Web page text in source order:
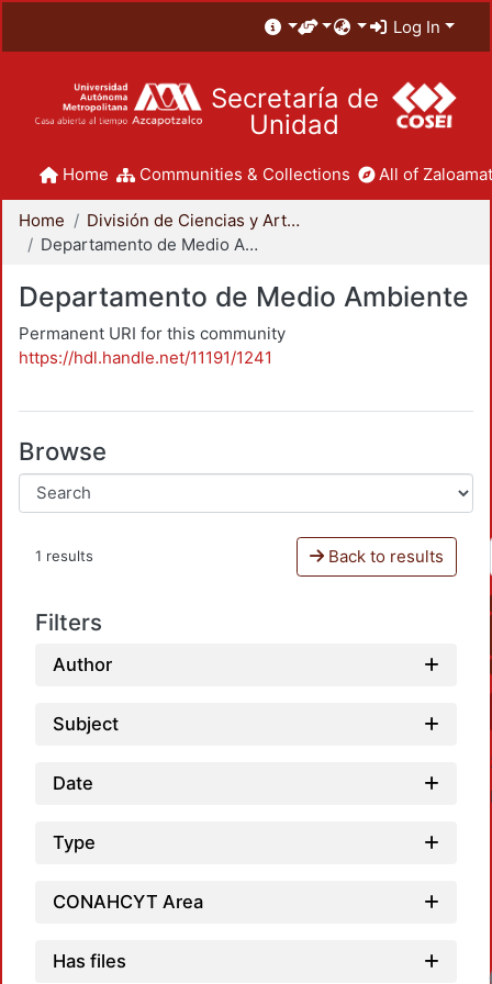
Log In
Secretaría de
Unidad
Home Communities & Collections All of
Home
División de Ciencias y Artes para el Diseño
Departamento de Medio Ambiente
Departamento de Medio Ambiente
Permanent URI for this community
https://hdl.handle.net/11191/1241
Browse
1 results Back to results
Filters
Author
Subject
Date
Type
CONAHCYT Area
Has files